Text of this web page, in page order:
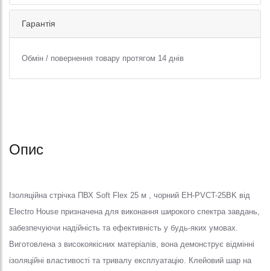
Гарантія
Обмін / повернення товару протягом 14 днів
Опис
Ізоляційна стрічка ПВХ Soft Flex 25 м , чорний EH-PVCT-25BK від
Electro House призначена для виконання широкого спектра завдань,
забезпечуючи надійність та ефективність у будь-яких умовах.
Виготовлена з високоякісних матеріалів, вона демонструє відмінні
ізоляційні властивості та тривалу експлуатацію. Клейовий шар на